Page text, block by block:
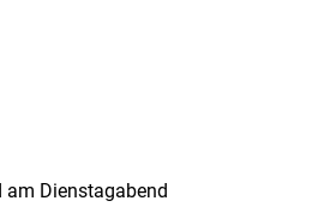
am Dienstagabend